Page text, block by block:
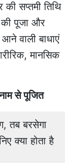
सप्तमी तिथि
की पूजा और
वाली बाधाएं
मानसिक
से पूजित
तब बरसेगा
क्या होता है